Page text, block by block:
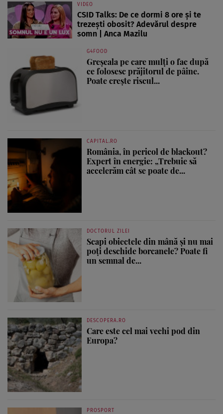
VIDEO
CSID Talks: De ce dormi 8 ore și te
trezești obosit? Adevărul despre
somn | Anca Mazilu
G4FOOD
Greșeala pe care mulți o fac după
ce folosesc prăjitorul de pâine.
Poate crește riscul...
CAPITAL.RO
România, în pericol de blackout?
Expert în energie: „Trebuie să
accelerăm cât se poate de...
DOCTORUL ZILEI
Scapi obiectele din mână și nu mai
poți deschide borcanele? Poate fi
un semnal de...
DESCOPERA.RO
Care este cel mai vechi pod din
Europa?
PROSPORT